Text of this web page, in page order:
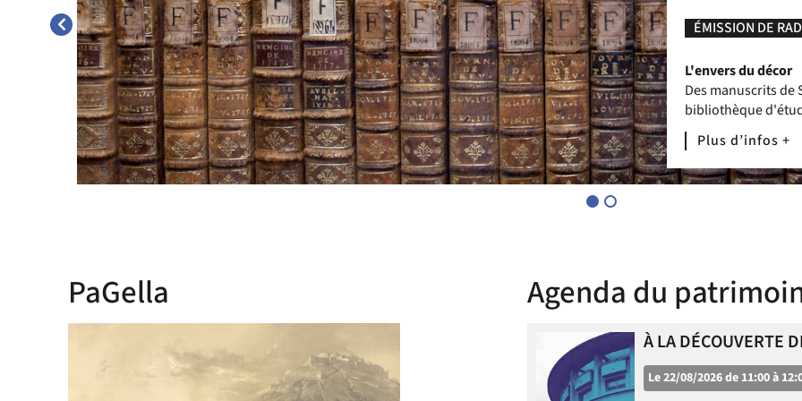
ÉMISSION DE
L'envers du décor
Des manuscrits de
bibliothèque
Plus d’infos +
PaGella Agenda du
À LA DÉCOUVERTE
Le 22/08/2026 de 11:00 à